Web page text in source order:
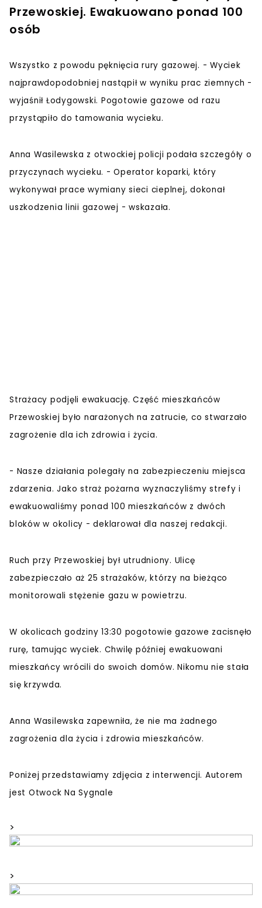
Przewoskiej. Ewakuowano ponad 100
osób
Wszystko z powodu pęknięcia rury gazowej. - Wyciek
najprawdopodobniej nastąpił w wyniku prac ziemnych -
wyjaśnił Łodygowski. Pogotowie gazowe od razu
przystąpiło do tamowania wycieku.
Anna Wasilewska z otwockiej policji podała szczegóły o
przyczynach wycieku. - Operator koparki, który
wykonywał prace wymiany sieci cieplnej, dokonał
uszkodzenia linii gazowej - wskazała.
Strażacy podjęli ewakuację. Część mieszkańców
Przewoskiej było narażonych na zatrucie, co stwarzało
zagrożenie dla ich zdrowia i życia.
- Nasze działania polegały na zabezpieczeniu miejsca
zdarzenia. Jako straż pożarna wyznaczyliśmy strefy i
ewakuowaliśmy ponad 100 mieszkańców z dwóch
bloków w okolicy - deklarował dla naszej redakcji.
Ruch przy Przewoskiej był utrudniony. Ulicę
zabezpieczało aż 25 strażaków, którzy na bieżąco
monitorowali stężenie gazu w powietrzu.
W okolicach godziny 13:30 pogotowie gazowe zacisnęło
rurę, tamując wyciek. Chwilę później ewakuowani
mieszkańcy wrócili do swoich domów. Nikomu nie stała
się krzywda.
Anna Wasilewska zapewniła, że nie ma żadnego
zagrożenia dla życia i zdrowia mieszkańców.
Poniżej przedstawiamy zdjęcia z interwencji. Autorem
jest Otwock Na Sygnale
>
>